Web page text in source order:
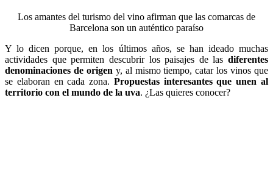
Los amantes del turismo del vino afirman que las comarcas de
Barcelona son un auténtico paraíso
Y lo dicen porque, en los últimos años, se han ideado muchas
actividades que permiten descubrir los paisajes de las diferentes
denominaciones de origen y, al mismo tiempo, catar los vinos que
se elaboran en cada zona. Propuestas interesantes que unen al
territorio con el mundo de la uva. ¿Las quieres conocer?